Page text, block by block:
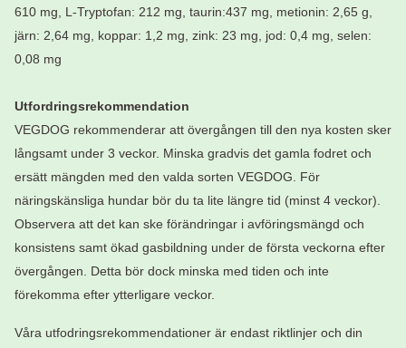
610 mg, L-Tryptofan: 212 mg, taurin:437 mg, metionin: 2,65 g,
järn: 2,64 mg, koppar: 1,2 mg, zink: 23 mg, jod: 0,4 mg, selen:
0,08 mg
Utfordringsrekommendation
VEGDOG rekommenderar att övergången till den nya kosten sker
långsamt under 3 veckor. Minska gradvis det gamla fodret och
ersätt mängden med den valda sorten VEGDOG. För
näringskänsliga hundar bör du ta lite längre tid (minst 4 veckor).
Observera att det kan ske förändringar i avföringsmängd och
konsistens samt ökad gasbildning under de första veckorna efter
övergången. Detta bör dock minska med tiden och inte
förekomma efter ytterligare veckor.
Våra utfodringsrekommendationer är endast riktlinjer och din